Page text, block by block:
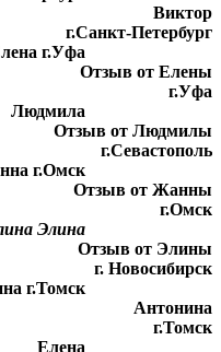
Виктор
г.Санкт-Петербург
Отзыв от Елены
г.Уфа
Отзыв от Людмилы
г.Севастополь
Отзыв от Жанны
г.Омск
Отзыв от Элины
г. Новосибирск
Антонина
г.Томск